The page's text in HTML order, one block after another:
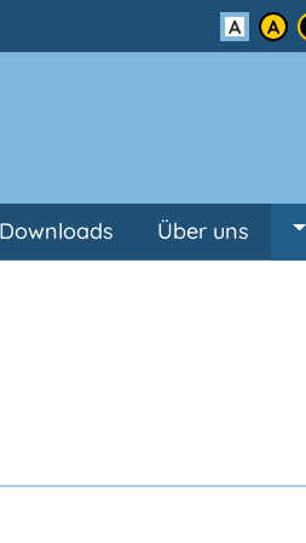
Kontrast
Downloads Über uns